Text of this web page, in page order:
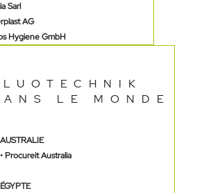
Sarl
AG
Hygiene GmbH
LE MONDE
AUSTRALIE
• Procureit Australia
ÉGYPTE